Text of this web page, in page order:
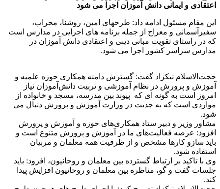
اعتقادی و ایمانی دانش آموزان اجرا می شود
این مقام مسئول ادامه داد: طرحهای امین، روشنا، محراب،
سفیرآسمانی و معراج از جمله برنامه های اجرایی در مدارس است
که در راستای تقویت مبانی دینی و اعتقادی دانش آموزان در
مدارس سراسر کشور اجرا می شود.
حجت‌الاسلام نیکزاد گفت: گسترش دامنه همکاری حوزه علمیه و
آموزش و پرورش در نظام آموزشی و تربیت دانش‌آموزان نیاز
امروز است به گونه ای که پیوند بین مدرسه، مسجد و خانواده از
مواردی است که به جدیت در وزارت آموزش و پرورش دنبال می
شود.
مشاور وزیر و دبیر ستاد همکاری‌های حوزه و آموزش و پرورش
افزود: عرصه فعالیت‌های ما در آموزش و پرورش متنوع است و
باید سازو کارها مشخص و از ظرفیت همه معلمان و مربیان
استفاده شود.
وی با تاکید بر ارتباط گسترده بین معلمان و روحانیون، افزود: باید
جلسات گفت و گو، مناظره بین معلمان و روحانیون افزایش پیدا
کند.